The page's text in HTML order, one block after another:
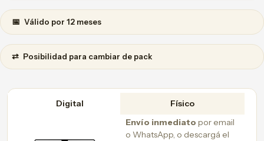
📅 Válido por 12 meses
⇄ Posibilidad para cambiar de pack
Digital
Físico
Envío inmediato por email
o WhatsApp, o descargá el